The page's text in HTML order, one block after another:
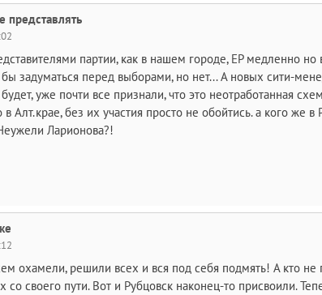
представлять
партии, как в нашем городе, ЕР медленно но
задуматься перед выборами, но нет... А новых сити-
уже почти все признали, что это неотработанная
в Алт.крае, без их участия просто не обойтись. а кого же в
Ларионова?!
охамели, решили всех и вся под себя подмять! А кто не
со своего пути. Вот и Рубцовск наконец-то присвоили.